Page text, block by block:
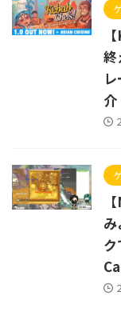
終
介